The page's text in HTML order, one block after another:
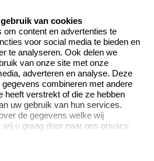
Veel gestelde vragen
Retourneren
Herroepingsrecht
van cookies
om content en advertenties te
voor social media te bieden en
te analyseren. Ook delen we
van onze site met onze
adverteren en analyse. Deze
combineren met andere
heeft verstrekt of die ze hebben
uw gebruik van hun services.
de gegevens welke wij
u graag door naar ons privacy